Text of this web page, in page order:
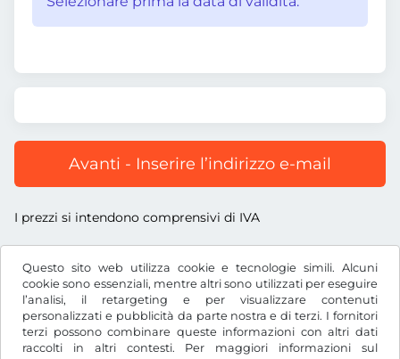
Questo sito web utilizza cookie e tecnologie simili. Alcuni
cookie sono essenziali, mentre altri sono utilizzati per eseguire
l’analisi, il retargeting e per visualizzare contenuti
personalizzati e pubblicità da parte nostra e di terzi. I fornitori
terzi possono combinare queste informazioni con altri dati
raccolti in altri contesti. Per maggiori informazioni sul
Avanti - Inserire l’indirizzo e-mail
I prezzi si intendono comprensivi di IVA
ZłPLN